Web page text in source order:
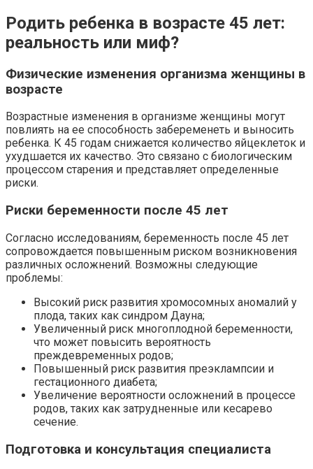
Родить ребенка в возрасте 45 лет:
реальность или миф?
Физические изменения организма женщины в
возрасте
Возрастные изменения в организме женщины могут
повлиять на ее способность забеременеть и выносить
ребенка. К 45 годам снижается количество яйцеклеток и
ухудшается их качество. Это связано с биологическим
процессом старения и представляет определенные
риски.
Риски беременности после 45 лет
Согласно исследованиям, беременность после 45 лет
сопровождается повышенным риском возникновения
различных осложнений. Возможны следующие
проблемы:
Высокий риск развития хромосомных аномалий у
плода, таких как синдром Дауна;
Увеличенный риск многоплодной беременности,
что может повысить вероятность
преждевременных родов;
Повышенный риск развития преэклампсии и
гестационного диабета;
Увеличение вероятности осложнений в процессе
родов, таких как затрудненные или кесарево
сечение.
Подготовка и консультация специалиста